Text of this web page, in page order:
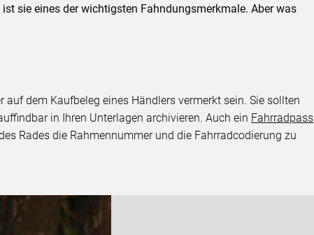
sie eines der wichtigsten Fahndungsmerkmale. Aber was
dem Kaufbeleg eines Händlers vermerkt sein. Sie sollten
in Ihren Unterlagen archivieren. Auch ein Fahrradpass
Rades die Rahmennummer und die Fahrradcodierung zu